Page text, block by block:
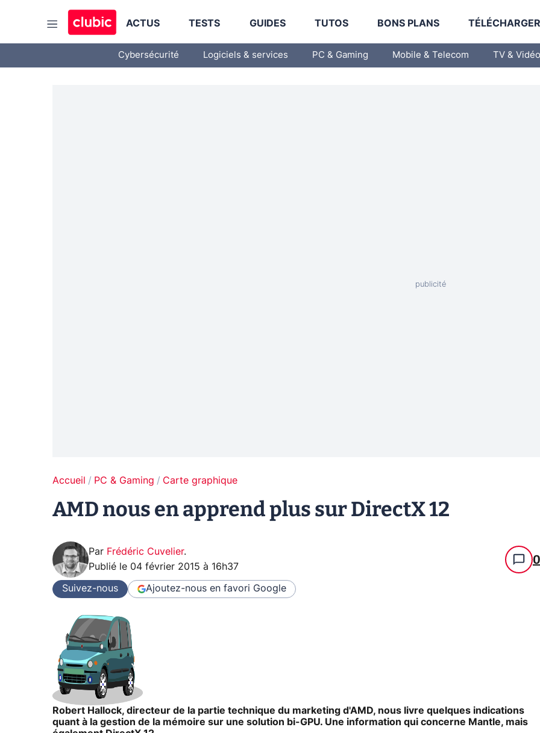
ACTUS TESTS GUIDES TUTOS BONS PLANS
Cybersécurité Logiciels & services PC & Gaming Mobile & Telecom TV & Vidéo
Accueil PC & Gaming Carte graphique
AMD nous en apprend plus sur DirectX 12
Par Frédéric Cuvelier.
Publié le 04 février 2015 à 16h37 0
Suivez-nous Ajoutez-nous en favori Google
Robert Hallock, directeur de la partie technique du marketing d'AMD, nous livre quelques indications
quant à la gestion de la mémoire sur une solution bi-GPU. Une information qui concerne Mantle, mais